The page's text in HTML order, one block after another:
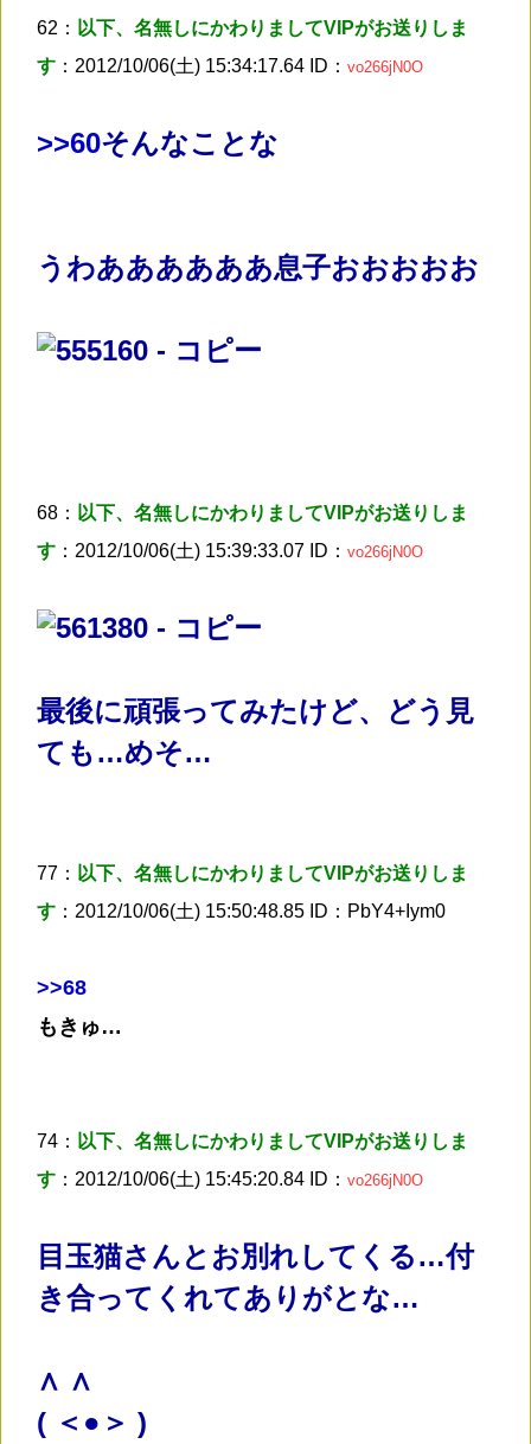
62： 以下、名無しにかわりましてVIPがお送りしま
す ：2012/10/06(土) 15:34:17.64 ID： vo266jN0O
>>60そんなことな
うわああああああ息子おおおおお
68： 以下、名無しにかわりましてVIPがお送りしま
す ：2012/10/06(土) 15:39:33.07 ID： vo266jN0O
最後に頑張ってみたけど、どう見
ても…めそ…
77： 以下、名無しにかわりましてVIPがお送りしま
す ：2012/10/06(土) 15:50:48.85 ID：PbY4+Iym0
>>68
もきゅ…
74： 以下、名無しにかわりましてVIPがお送りしま
す ：2012/10/06(土) 15:45:20.84 ID： vo266jN0O
目玉猫さんとお別れしてくる…付
き合ってくれてありがとな…
∧ ∧
( ＜●＞ )